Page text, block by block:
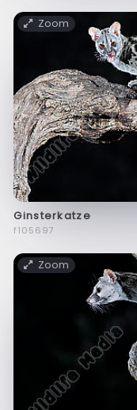
Zoom
Ginsterkatze
f105697
Zoom